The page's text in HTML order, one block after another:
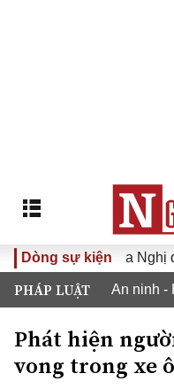
Dòng sự kiện
XVI Đưa Nghị quyết
PHÁP LUẬT An ninh -
Phát hiện
vong trong xe